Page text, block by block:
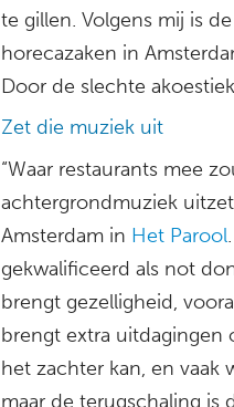
te gillen. Volgens mij is
horecazaken in
Door de slechte
Zet die muziek uit
“Waar restaurants mee
achtergrondmuziek
Amsterdam in Het Parool
gekwalificeerd als not
brengt gezelligheid,
brengt extra uitdagingen
het zachter kan, en vaak
maar de terugschaling is